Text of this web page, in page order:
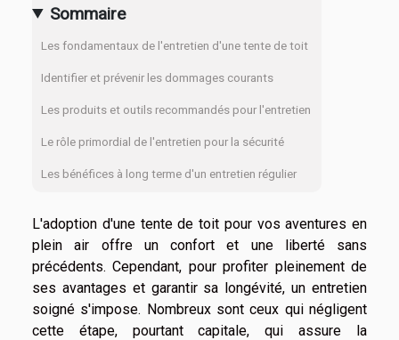
Sommaire
Les fondamentaux de l'entretien d'une tente de toit
Identifier et prévenir les dommages courants
Les produits et outils recommandés pour l'entretien
Le rôle primordial de l'entretien pour la sécurité
Les bénéfices à long terme d'un entretien régulier
L'adoption d'une tente de toit pour vos aventures en
plein air offre un confort et une liberté sans
précédents. Cependant, pour profiter pleinement de
ses avantages et garantir sa longévité, un entretien
soigné s'impose. Nombreux sont ceux qui négligent
cette étape, pourtant capitale, qui assure la